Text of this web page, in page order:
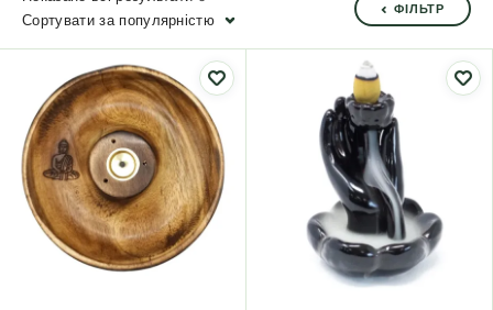
Сортувати за популярністю
ФІЛЬТР